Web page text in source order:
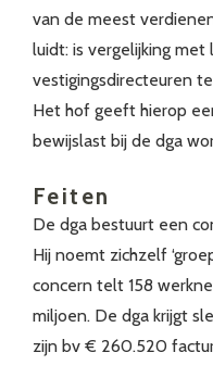
van de meest
luidt: is vergelijking met
vestigingsdirecteuren
Het hof geeft hierop
bewijslast bij de dga
Feiten
De dga bestuurt een
Hij noemt zichzelf
concern telt 158
miljoen. De dga krijgt
zijn bv € 260.520